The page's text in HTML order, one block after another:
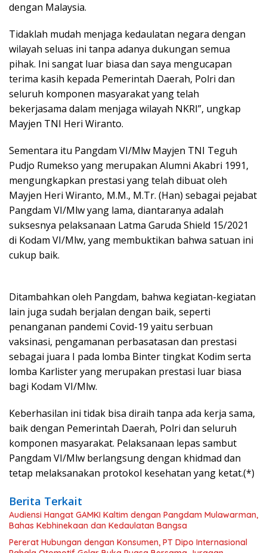
dengan Malaysia.
Tidaklah mudah menjaga kedaulatan negara dengan
wilayah seluas ini tanpa adanya dukungan semua
pihak. Ini sangat luar biasa dan saya mengucapan
terima kasih kepada Pemerintah Daerah, Polri dan
seluruh komponen masyarakat yang telah
bekerjasama dalam menjaga wilayah NKRI”, ungkap
Mayjen TNI Heri Wiranto.
Sementara itu Pangdam VI/Mlw Mayjen TNI Teguh
Pudjo Rumekso yang merupakan Alumni Akabri 1991,
mengungkapkan prestasi yang telah dibuat oleh
Mayjen Heri Wiranto, M.M., M.Tr. (Han) sebagai pejabat
Pangdam VI/Mlw yang lama, diantaranya adalah
suksesnya pelaksanaan Latma Garuda Shield 15/2021
di Kodam VI/Mlw, yang membuktikan bahwa satuan ini
cukup baik.
Ditambahkan oleh Pangdam, bahwa kegiatan-kegiatan
lain juga sudah berjalan dengan baik, seperti
penanganan pandemi Covid-19 yaitu serbuan
vaksinasi, pengamanan perbasatasan dan prestasi
sebagai juara I pada lomba Binter tingkat Kodim serta
lomba Karlister yang merupakan prestasi luar biasa
bagi Kodam VI/Mlw.
Keberhasilan ini tidak bisa diraih tanpa ada kerja sama,
baik dengan Pemerintah Daerah, Polri dan seluruh
komponen masyarakat. Pelaksanaan lepas sambut
Pangdam VI/Mlw berlangsung dengan khidmad dan
tetap melaksanakan protokol kesehatan yang ketat.(*)
Berita Terkait
Audiensi Hangat GAMKI Kaltim dengan Pangdam Mulawarman,
Bahas Kebhinekaan dan Kedaulatan Bangsa
Pererat Hubungan dengan Konsumen, PT Dipo Internasional